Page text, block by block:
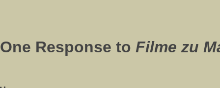
One Response to Filme zu